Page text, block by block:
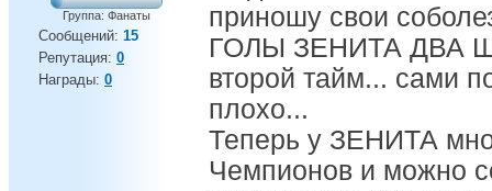
Группа: Фанаты
Сообщений: 15
Репутация: 0
Награды: 0
приношу свои
ГОЛЫ ЗЕНИТА ДВА
второй тайм... сами
плохо...
Теперь у ЗЕНИТА
Чемпионов и можно